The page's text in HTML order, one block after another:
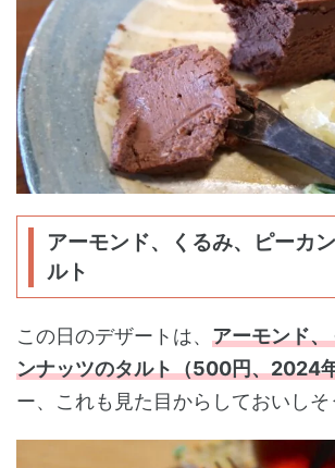
アーモンド、くるみ、ピーカ
ルト
この日のデザートは、 アーモンド
ンナッツのタルト（500円、2024
ー、これも見た目からしておいしそ